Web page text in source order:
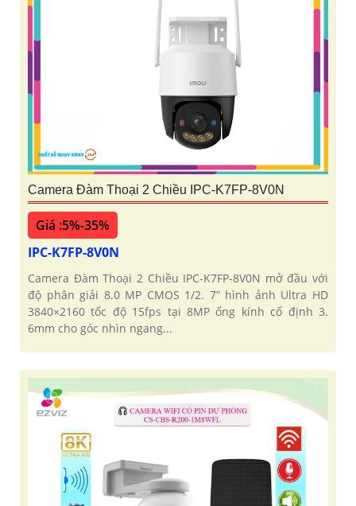
Camera Đàm Thoại 2 Chiều IPC-K7FP-8V0N
Giá :5%-35%
IPC-K7FP-8V0N
Camera Đàm Thoại 2 Chiều IPC-K7FP-8V0N mở đầu với
độ phân giải 8.0 MP CMOS 1/2. 7” hình ảnh Ultra HD
3840×2160 tốc độ 15fps tại 8MP ống kính cố định 3.
6mm cho góc nhìn ngang...